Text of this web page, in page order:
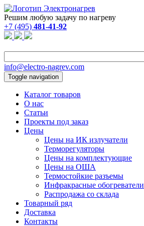
Решим любую задачу по нагреву
+7 (495) 481-41-92
info@electro-nagrev.com
Toggle navigation
Каталог товаров
О нас
Статьи
Проекты под заказ
Цены
Цены на ИК излучатели
Терморегуляторы
Цены на комплектующие
Цены на ОША
Термостойкие разъемы
Инфракрасные обогреватели
Распродажа со склада
Товарный ряд
Доставка
Контакты